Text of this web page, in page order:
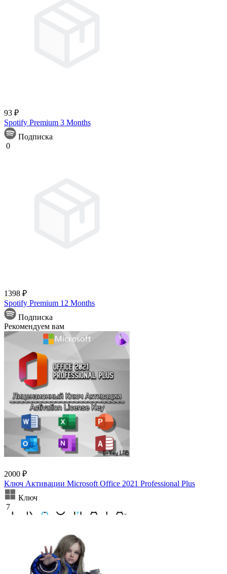
93 ₽
Spotify Premium 3 Months
Подписка
0
1398 ₽
Spotify Premium 12 Months
Подписка
Рекомендуем вам
2000 ₽
Ключ Активации Microsoft Office 2021 Professional Plus
Ключ
7